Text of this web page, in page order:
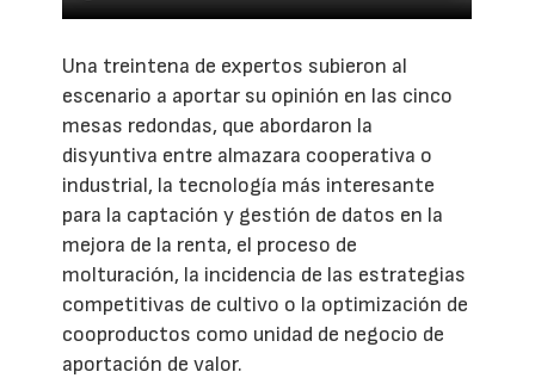
Una treintena de expertos subieron al
escenario a aportar su opinión en las cinco
mesas redondas, que abordaron la
disyuntiva entre almazara cooperativa o
industrial, la tecnología más interesante
para la captación y gestión de datos en la
mejora de la renta, el proceso de
molturación, la incidencia de las estrategias
competitivas de cultivo o la optimización de
cooproductos como unidad de negocio de
aportación de valor.